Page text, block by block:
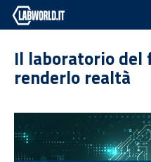
Il laboratorio del
renderlo realtà